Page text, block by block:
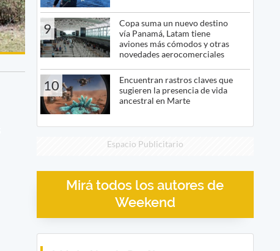
9
Copa suma un nuevo destino
vía Panamá, Latam tiene
aviones más cómodos y otras
novedades aerocomerciales
10
Encuentran rastros claves que
sugieren la presencia de vida
ancestral en Marte
Espacio Publicitario
Mirá todos los autores de
Weekend